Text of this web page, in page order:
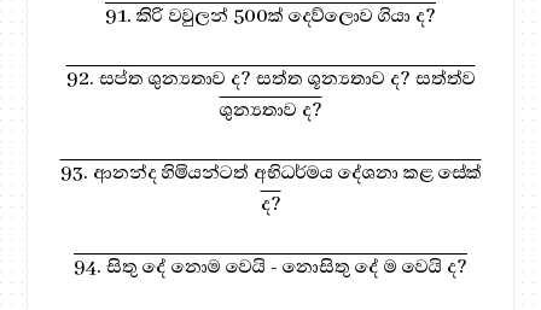
91. කිරි වවුලන් 500ක් දෙව්ලොව ගියා ද?
92. සප්ත ශුන්‍යතාව ද? සත්ත ශූන්‍යතාව ද? සත්ත්ව
ශුන්‍යතාව ද?
93. ආනන්ද හිමියන්ටත් අභිධර්මය දේශනා කළ සේක්
ද?
94. සිතු දේ නොම වෙයි - නොසිතු දේ ම වෙයි ද?